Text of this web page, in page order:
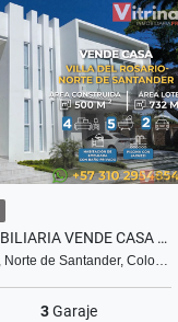
VITRINA INMOBILIARIA VENDE CASA EN VILLA DEL ROSARIO
Norte de Santander, Colo…
3Garaje